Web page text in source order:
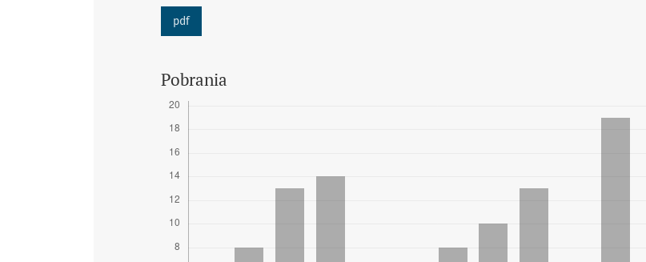
pdf
Pobrania